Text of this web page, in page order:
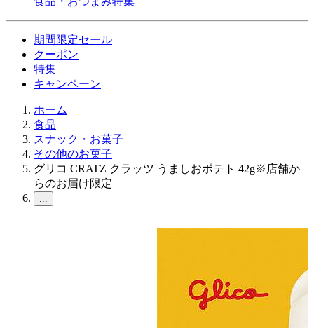
期間限定セール
クーポン
特集
キャンペーン
ホーム
食品
スナック・お菓子
その他のお菓子
グリコ CRATZ クラッツ うましおポテト 42g※店舗か
らのお届け限定
...